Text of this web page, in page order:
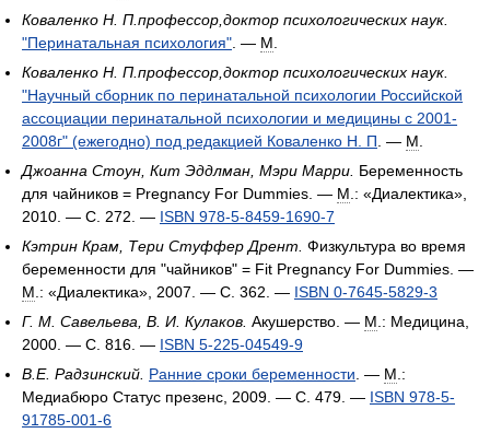
Коваленко Н. П.профессор,доктор психологических наук.
"Перинатальная психология" . — М
Коваленко Н. П.профессор,доктор психологических наук.
"Научный сборник по перинатальной психологии Российской
ассоциации перинатальной психологии и медицины с 2001-
2008г" (ежегодно) под редакцией Коваленко Н. П . — М
Джоанна Стоун, Кит Эддлман, Мэри Марри. Беременность
для чайников = Pregnancy For Dummies. — М .: «Диалектика»,
2010. — С. 272. — ISBN 978-5-8459-1690-7
Кэтрин Крам, Тери Стуффер Дрент. Физкультура во время
беременности для "чайников" = Fit Pregnancy For Dummies. —
М .: «Диалектика», 2007. — С. 362. — ISBN 0-7645-5829-3
Г. М. Савельева, В. И. Кулаков. Акушерство. — М .: Медицина,
2000. — С. 816. — ISBN 5-225-04549-9
В.Е. Радзинский. Ранние сроки беременности . — М .:
Медиабюро Статус презенс, 2009. — С. 479. — ISBN 978-5-
91785-001-6